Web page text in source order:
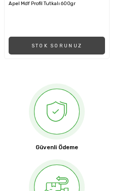
Apel Mdf Profil Tutkalı 600gr
STOK SORUNUZ
Güvenli Ödeme